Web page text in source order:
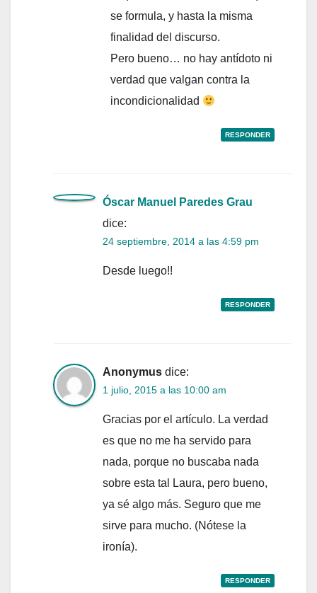
se formula, y hasta la misma
finalidad del discurso.
Pero bueno… no hay antídoto ni
verdad que valgan contra la
incondicionalidad
RESPONDER
Óscar Manuel Paredes Grau
dice:
24 septiembre, 2014 a las 4:59 pm
Desde luego!!
RESPONDER
Anonymus dice:
1 julio, 2015 a las 10:00 am
Gracias por el artículo. La verdad
es que no me ha servido para
nada, porque no buscaba nada
sobre esta tal Laura, pero bueno,
ya sé algo más. Seguro que me
sirve para mucho. (Nótese la
ironía).
RESPONDER